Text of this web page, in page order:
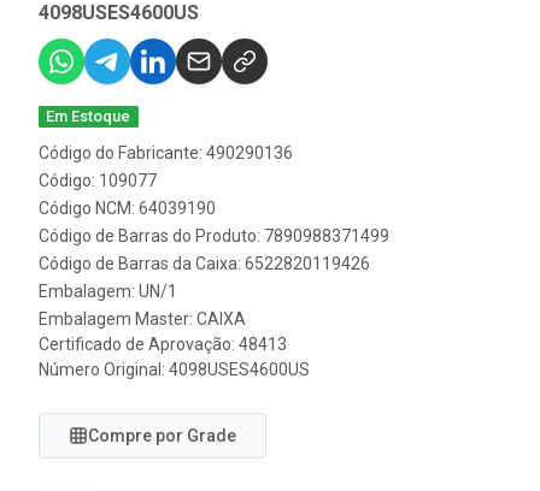
4098USES4600US
Em Estoque
Código do Fabricante: 490290136
Código: 109077
Código NCM: 64039190
Código de Barras do Produto: 7890988371499
Código de Barras da Caixa: 6522820119426
Embalagem: UN/1
Embalagem Master: CAIXA
Certificado de Aprovação: 48413
Número Original: 4098USES4600US
Compre por Grade